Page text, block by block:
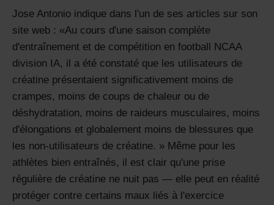
Jose Antonio indique dans l'un de ses articles sur son
site web :
Au cours d'une saison complète
d'entraînement et de compétition en football NCAA
division IA, il a été constaté que les utilisateurs de
créatine présentaient significativement moins de
crampes, moins de coups de chaleur ou de
déshydratation, moins de raideurs musculaires, moins
d'élongations et globalement moins de blessures que
les non-utilisateurs de créatine.
Même pour les
athlètes bien entraînés, il est clair qu'une prise
régulière de créatine ne nuit pas — elle peut en réalité
protéger contre certains maux liés à l'exercice